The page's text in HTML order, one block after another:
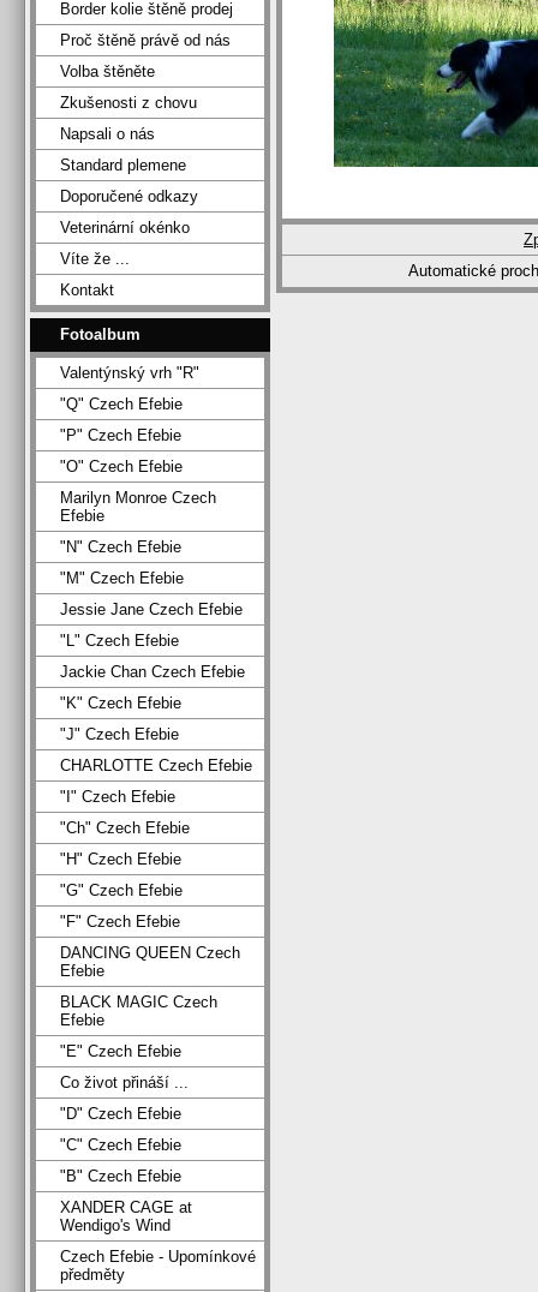
Automatické
Border kolie štěně prodej
Proč štěně právě od nás
Volba štěněte
Zkušenosti z chovu
Napsali o nás
Standard plemene
Doporučené odkazy
Veterinární okénko
Víte že ...
Kontakt
Fotoalbum
Valentýnský vrh "R"
"Q" Czech Efebie
"P" Czech Efebie
"O" Czech Efebie
Marilyn Monroe Czech
Efebie
"N" Czech Efebie
"M" Czech Efebie
Jessie Jane Czech Efebie
"L" Czech Efebie
Jackie Chan Czech Efebie
"K" Czech Efebie
"J" Czech Efebie
CHARLOTTE Czech Efebie
"I" Czech Efebie
"Ch" Czech Efebie
"H" Czech Efebie
"G" Czech Efebie
"F" Czech Efebie
DANCING QUEEN Czech
Efebie
BLACK MAGIC Czech
Efebie
"E" Czech Efebie
Co život přináší ...
"D" Czech Efebie
"C" Czech Efebie
"B" Czech Efebie
XANDER CAGE at
Wendigo's Wind
Czech Efebie - Upomínkové
předměty